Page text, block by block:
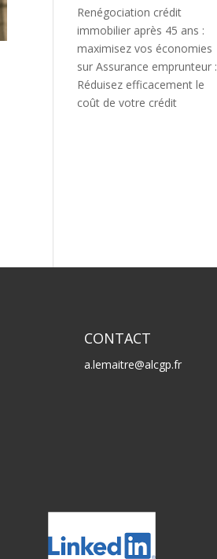
Renégociation crédit
immobilier après 45 ans :
maximisez vos économies
surAssurance emprunteur :
Réduisez efficacement le
coût de votre crédit
CONTACT
a.lemaitre@alcgp.fr